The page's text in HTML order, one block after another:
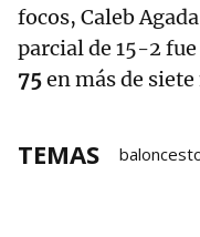
focos, Caleb
parcial de 15-2
75en más de
TEMAS